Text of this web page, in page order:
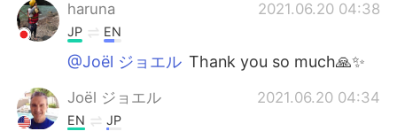
haruna 2021.06.20 04:38
JP EN
@Joël ジョエル Thank you so much🙏✨
Joël ジョエル 2021.06.20 04:34
EN JP